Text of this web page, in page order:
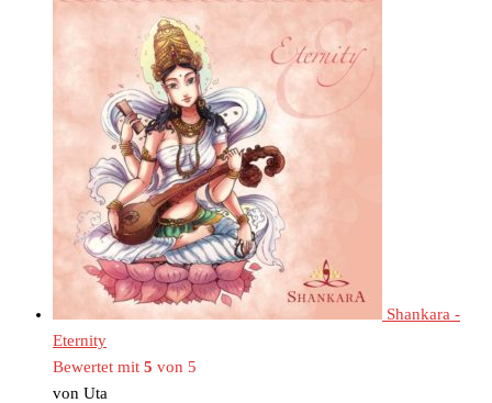
Shankara -
Eternity
Bewertet mit 5 von 5
von Uta